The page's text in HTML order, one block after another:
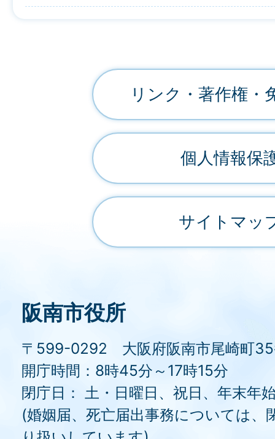
リンク・著作権・
個人情報保
サイトマッ
阪南市役所
〒599-0292 大阪府阪南市尾崎町35
開庁時間：8時45分～17時15分
閉庁日： 土・日曜日、祝日、年末年
(婚姻届、死亡届出事務については、